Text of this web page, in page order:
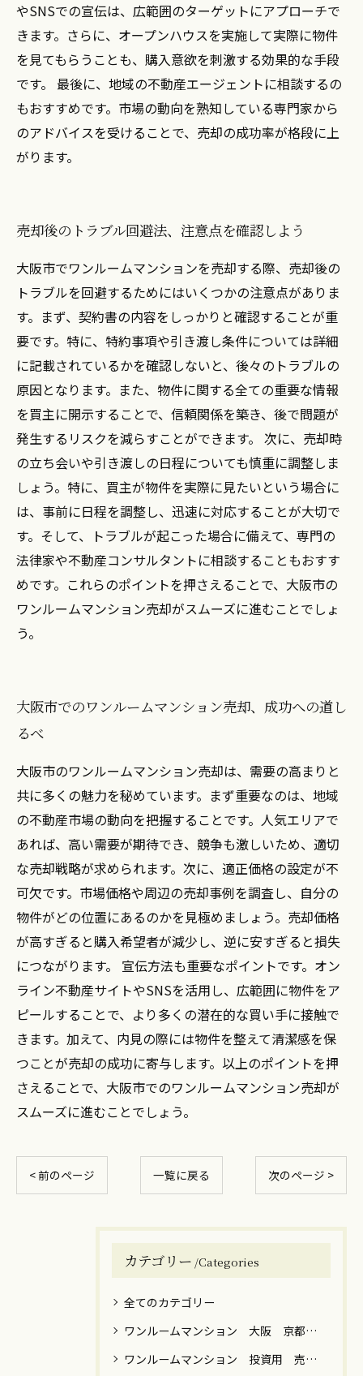
やSNSでの宣伝は、広範囲のターゲットにアプローチで
きます。さらに、オープンハウスを実施して実際に物件
を見てもらうことも、購入意欲を刺激する効果的な手段
です。 最後に、地域の不動産エージェントに相談するの
もおすすめです。市場の動向を熟知している専門家から
のアドバイスを受けることで、売却の成功率が格段に上
がります。
売却後のトラブル回避法、注意点を確認しよう
大阪市でワンルームマンションを売却する際、売却後の
トラブルを回避するためにはいくつかの注意点がありま
す。まず、契約書の内容をしっかりと確認することが重
要です。特に、特約事項や引き渡し条件については詳細
に記載されているかを確認しないと、後々のトラブルの
原因となります。また、物件に関する全ての重要な情報
を買主に開示することで、信頼関係を築き、後で問題が
発生するリスクを減らすことができます。 次に、売却時
の立ち会いや引き渡しの日程についても慎重に調整しま
しょう。特に、買主が物件を実際に見たいという場合に
は、事前に日程を調整し、迅速に対応することが大切で
す。そして、トラブルが起こった場合に備えて、専門の
法律家や不動産コンサルタントに相談することもおすす
めです。これらのポイントを押さえることで、大阪市の
ワンルームマンション売却がスムーズに進むことでしょ
う。
大阪市でのワンルームマンション売却、成功への道し
るべ
大阪市のワンルームマンション売却は、需要の高まりと
共に多くの魅力を秘めています。まず重要なのは、地域
の不動産市場の動向を把握することです。人気エリアで
あれば、高い需要が期待でき、競争も激しいため、適切
な売却戦略が求められます。次に、適正価格の設定が不
可欠です。市場価格や周辺の売却事例を調査し、自分の
物件がどの位置にあるのかを見極めましょう。売却価格
が高すぎると購入希望者が減少し、逆に安すぎると損失
につながります。 宣伝方法も重要なポイントです。オン
ライン不動産サイトやSNSを活用し、広範囲に物件をア
ピールすることで、より多くの潜在的な買い手に接触で
きます。加えて、内見の際には物件を整えて清潔感を保
つことが売却の成功に寄与します。以上のポイントを押
さえることで、大阪市でのワンルームマンション売却が
スムーズに進むことでしょう。
< 前のページ 一覧に戻る 次のページ >
カテゴリー Categories
全てのカテゴリー
ワンルームマンション 大阪 京都 神戸 売却 築年数 高額
ワンルームマンション 投資用 売却 譲渡税